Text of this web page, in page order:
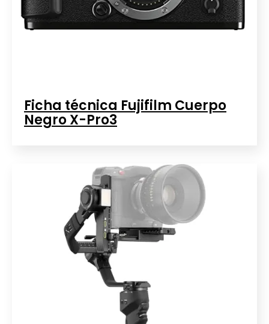
Ficha técnica Fujifilm Cuerpo
Negro X-Pro3